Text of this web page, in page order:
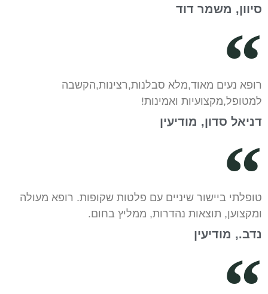
סיוון, משמר דוד
רופא נעים מאוד,מלא סבלנות,רצינות,הקשבה
למטופל,מקצועיות ואמינות!
דניאל סדון, מודיעין
טופלתי ביישור שיניים עם פלטות שקופות. רופא מעולה
ומקצוען, תוצאות נהדרות, ממליץ בחום.
נדב., מודיעין